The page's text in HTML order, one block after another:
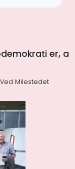
er, a
Milestedet